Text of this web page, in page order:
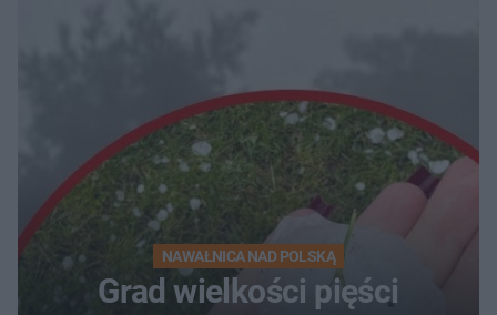
NAWAŁNICA NAD POLSKĄ
Grad wielkości pięści